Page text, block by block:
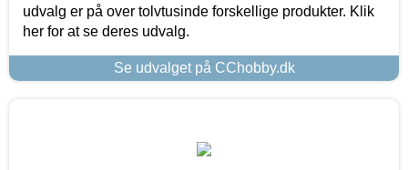
udvalg er på over tolvtusinde forskellige produkter. Klik
her for at se deres udvalg.
Se udvalget på CChobby.dk